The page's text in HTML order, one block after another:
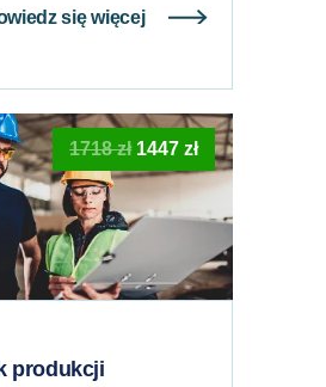
się więcej
1718zł Pierwotna
cena
wynosiła:
1718 zł.
1447złAktualna
cena
wynosi:
produkcji